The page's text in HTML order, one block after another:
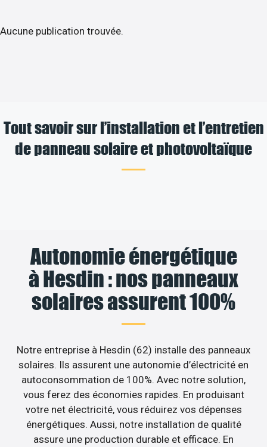
Aucune publication trouvée.
Tout savoir sur l’installation et l’entretien
de panneau solaire et photovoltaïque
Autonomie énergétique
à Hesdin : nos panneaux
solaires assurent 100%
Notre entreprise à Hesdin (62) installe des panneaux
solaires. Ils assurent une autonomie d’électricité en
autoconsommation de 100%. Avec notre solution,
vous ferez des économies rapides. En produisant
votre net électricité, vous réduirez vos dépenses
énergétiques. Aussi, notre installation de qualité
assure une production durable et efficace. En